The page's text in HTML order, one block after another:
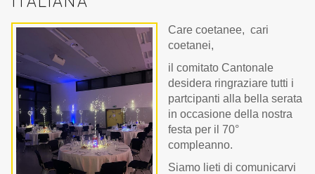
Care coetanee, cari
coetanei,
il comitato Cantonale
desidera ringraziare tutti i
partcipanti alla bella serata
in occasione della nostra
festa per il 70°
compleanno.
Siamo lieti di comunicarvi